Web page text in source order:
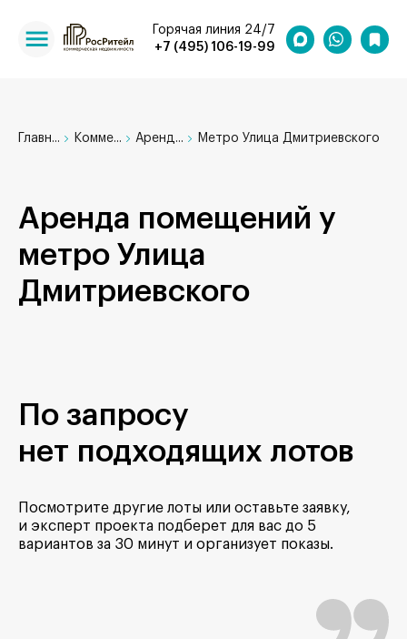
+7 (495) 106-19-99
Горячая линия 24/7
Главн... Комме... Аренд... Метро Улица Дмитриевского
Аренда помещений у
метро Улица
Дмитриевского
По запросу
нет подходящих лотов
Посмотрите другие лоты или оставьте заявку,
и эксперт проекта подберет для вас до 5
вариантов за 30 минут и организует показы.